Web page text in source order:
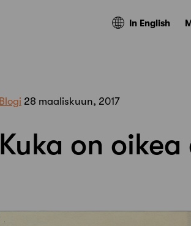
In English
Blogi 28 maaliskuun, 2017
Kuka on